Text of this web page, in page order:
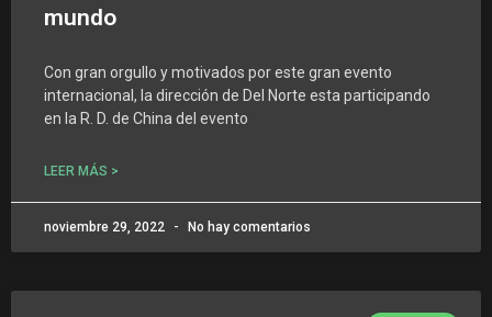
mundo
Con gran orgullo y motivados por este gran evento
internacional, la dirección de Del Norte esta participando
en la R. D. de China del evento
LEER MÁS >
noviembre 29, 2022 No hay comentarios